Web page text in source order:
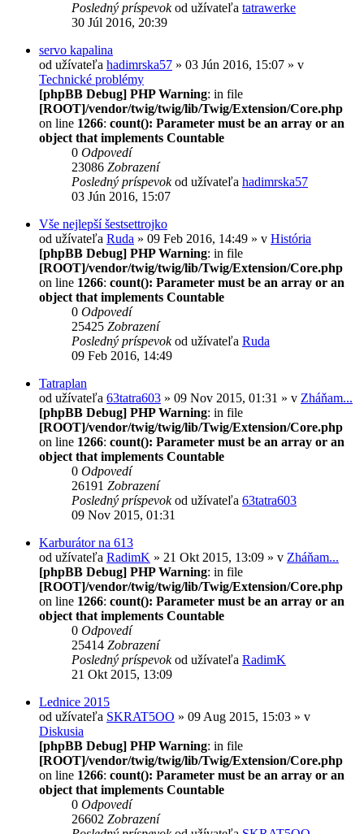
Posledný príspevokod užívateľa tatrawerke
30 Júl 2016, 20:39
servo kapalina
od užívateľa hadimrska57 » 03 Jún 2016, 15:07 » v
Technické problémy
[phpBB Debug] PHP Warning: in file
[ROOT]/vendor/twig/twig/lib/Twig/Extension/Core.php
on line 1266: count(): Parameter must be an array or an
object that implements Countable
0 Odpovedí
23086 Zobrazení
Posledný príspevokod užívateľa hadimrska57
03 Jún 2016, 15:07
Vše nejlepší šestsettrojko
od užívateľa Ruda » 09 Feb 2016, 14:49 » v História
[phpBB Debug] PHP Warning: in file
[ROOT]/vendor/twig/twig/lib/Twig/Extension/Core.php
on line 1266: count(): Parameter must be an array or an
object that implements Countable
0 Odpovedí
25425 Zobrazení
Posledný príspevokod užívateľa Ruda
09 Feb 2016, 14:49
Tatraplan
od užívateľa 63tatra603 » 09 Nov 2015, 01:31 » v Zháňam...
[phpBB Debug] PHP Warning: in file
[ROOT]/vendor/twig/twig/lib/Twig/Extension/Core.php
on line 1266: count(): Parameter must be an array or an
object that implements Countable
0 Odpovedí
26191 Zobrazení
Posledný príspevokod užívateľa 63tatra603
09 Nov 2015, 01:31
Karburátor na 613
od užívateľa RadimK » 21 Okt 2015, 13:09 » v Zháňam...
[phpBB Debug] PHP Warning: in file
[ROOT]/vendor/twig/twig/lib/Twig/Extension/Core.php
on line 1266: count(): Parameter must be an array or an
object that implements Countable
0 Odpovedí
25414 Zobrazení
Posledný príspevokod užívateľa RadimK
21 Okt 2015, 13:09
Lednice 2015
od užívateľa SKRAT5OO » 09 Aug 2015, 15:03 » v
Diskusia
[phpBB Debug] PHP Warning: in file
[ROOT]/vendor/twig/twig/lib/Twig/Extension/Core.php
on line 1266: count(): Parameter must be an array or an
object that implements Countable
0 Odpovedí
26602 Zobrazení